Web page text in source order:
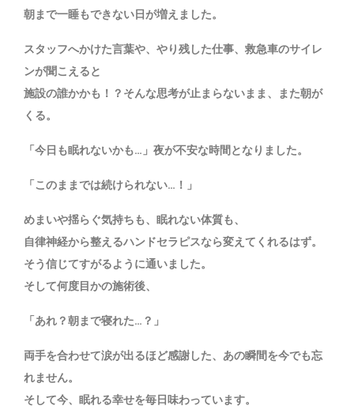
朝まで一睡もできない日が増えました。
スタッフへかけた言葉や、やり残した仕事、救急車のサイレ
ンが聞こえると
施設の誰かかも！？そんな思考が止まらないまま、また朝が
くる。
「今日も眠れないかも…」夜が不安な時間となりました。
「このままでは続けられない…！」
めまいや揺らぐ気持ちも、眠れない体質も、
自律神経から整えるハンドセラピスなら変えてくれるはず。
そう信じてすがるように通いました。
そして何度目かの施術後、
「あれ？朝まで寝れた…？」
両手を合わせて涙が出るほど感謝した、あの瞬間を今でも忘
れません。
そして今、眠れる幸せを毎日味わっています。